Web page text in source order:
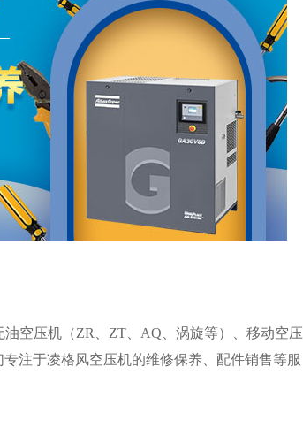
空压机（ZR、ZT、AQ、涡旋等）、移动空压
注于凌格风空压机的维修保养、配件销售等服